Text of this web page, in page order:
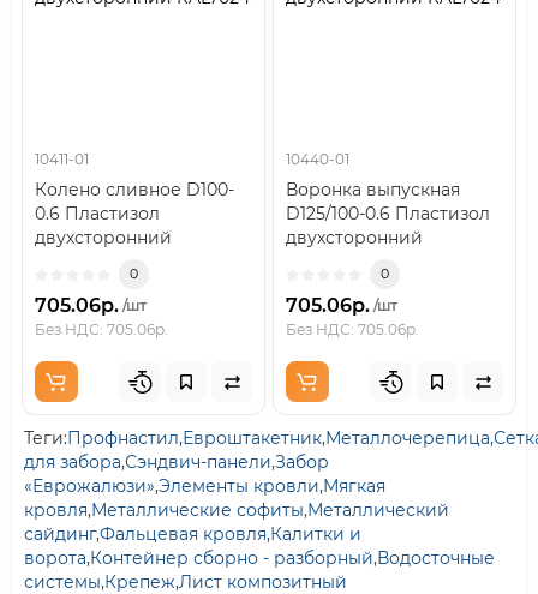
10411-01
Колено сливное D100-
0.6 Пластизол
двухсторонний
0
705.06р. /шт
Без НДС: 705.06р.
10440-01
Воронка выпускная
D125/100-0.6 Пластизол
двухсторонний
0
705.06р. /шт
Без НДС: 705.06р.
Теги:Профнастил,Евроштакетник,Металлочерепица,
для забора,Сэндвич-панели,Забор
«Еврожалюзи»,Элементы кровли,Мягкая
кровля,Металлические софиты,Металлический
сайдинг,Фальцевая кровля,Калитки и
ворота,Контейнер сборно - разборный,Водосточные
системы,Крепеж,Лист композитный